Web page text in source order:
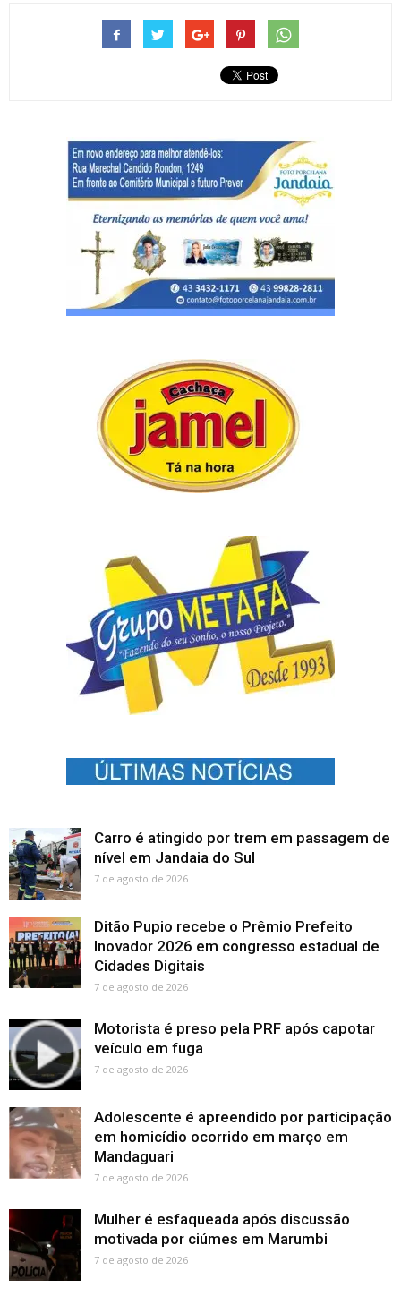
Carro é atingido por trem em passagem de
nível em Jandaia do Sul
7 de agosto de 2026
Ditão Pupio recebe o Prêmio Prefeito
Inovador 2026 em congresso estadual de
Cidades Digitais
7 de agosto de 2026
Motorista é preso pela PRF após capotar
veículo em fuga
7 de agosto de 2026
Adolescente é apreendido por participação
em homicídio ocorrido em março em
Mandaguari
7 de agosto de 2026
Mulher é esfaqueada após discussão
motivada por ciúmes em Marumbi
7 de agosto de 2026